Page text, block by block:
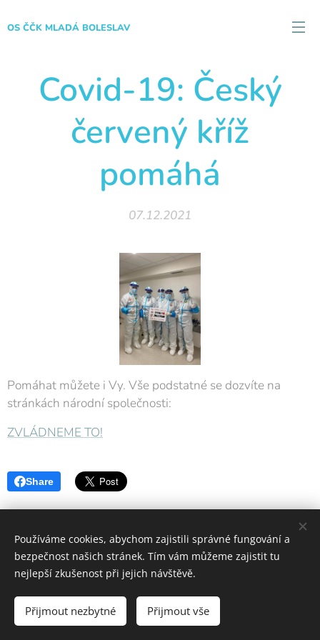
OS ČČK MLADÁ BOLESLAV
Covid-19: Český
červený kříž
pomáhá
07.12.2021
Pomáhat můžete i Vy. Vše podstatné se dozvíte na
stránkách národní společnosti:
ZVLÁDNEME TO!
Share
OS ČČK Mladá Boleslav
Vytvořeno službou Webnode
Používáme cookies, abychom zajistili správné fungování a
bezpečnost našich stránek. Tím vám můžeme zajistit tu
nejlepší zkušenost při jejich návštěvě.
Přijmout nezbytné Přijmout vše